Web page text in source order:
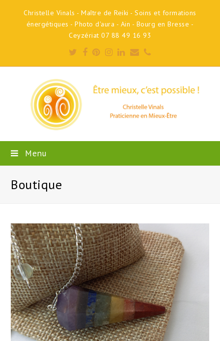
Christelle Vinals - Maître de Reiki - Soins et formations
énergétiques - Photo d'aura - Ain - Bourg en Bresse -
Ceyzériat 07 88 49 16 93
Twitter
Facebook
Pinterest
Instagram
LinkedIn
EmailPhone
Menu
Boutique